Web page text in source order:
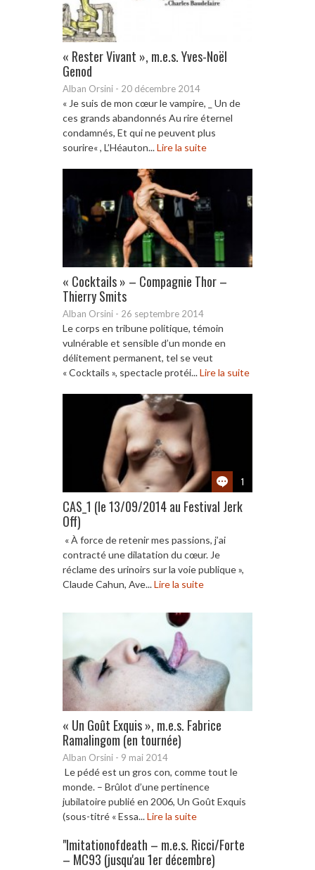
« Rester Vivant », m.e.s. Yves-Noël
Genod
Alban Orsini - 20 décembre 2014
« Je suis de mon cœur le vampire, _ Un de
ces grands abandonnés Au rire éternel
condamnés, Et qui ne peuvent plus
sourire« , L’Héauton...Lire la suite
« Cocktails » – Compagnie Thor –
Thierry Smits
Alban Orsini - 26 septembre 2014
Le corps en tribune politique, témoin
vulnérable et sensible d’un monde en
délitement permanent, tel se veut
« Cocktails », spectacle protéi...Lire la suite
1
CAS_1 (le 13/09/2014 au Festival Jerk
Off)
« À force de retenir mes passions, j’ai
contracté une dilatation du cœur. Je
réclame des urinoirs sur la voie publique »,
Claude Cahun, Ave...Lire la suite
« Un Goût Exquis », m.e.s. Fabrice
Ramalingom (en tournée)
Alban Orsini - 9 mai 2014
Le pédé est un gros con, comme tout le
monde. – Brûlot d’une pertinence
jubilatoire publié en 2006, Un Goût Exquis
(sous-titré « Essa...Lire la suite
"Imitationofdeath – m.e.s. Ricci/Forte
– MC93 (jusqu'au 1er décembre)